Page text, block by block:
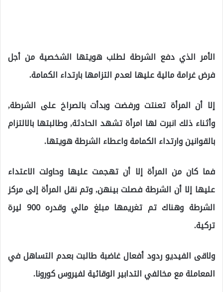
الأمر الذي دفع الشرطة لطلب هويتها الشخصية من أجل
فرض غرامة مالية عليها لعدم التزامها بارتداء الكمامة.
إلا أن المرأة تعنتت ورفضت وبدأت بالصراخ على الشرطة,
وأثناء ذلك انبرت لها امرأة تشهد الحادثة, وطالبتها بالالتزام
بالقوانين وارتداء الكمامة واعطاء الشرطة هويتها.
فما كان من المرأة إلا أن تهجمت عليها وحاولت الاعتداء
عليها إلا أن الشرطة فصلت بينهن, وتم نقل المرأة إلى مركز
الشرطة وهناك تم تغريمها مبلغ مالي وقدره 900 ليرة
تركية.
ولاقى الفيديو ردود أفعال غاضبة طالبت بعدم التساهل في
المعاملة مع مخالفي التدابير الوقائية لفيروس كورونا.